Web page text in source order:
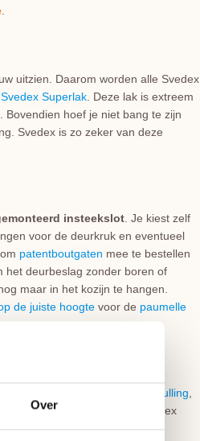
Over
uitzien. Daarom worden alle Svedex
Svedex Superlak . Deze lak is extreem
Bovendien hoef je niet bang te zijn
Svedex is zo zeker van deze
insteekslot . Je kiest zelf
voor de deurkruk en eventueel
patentboutgaten mee te bestellen
het deurbeslag zonder boren of
maar in het kozijn te hangen.
de juiste hoogte voor de paumelle
HPC deurvulling
is leverbaar met freeslijn Svedex